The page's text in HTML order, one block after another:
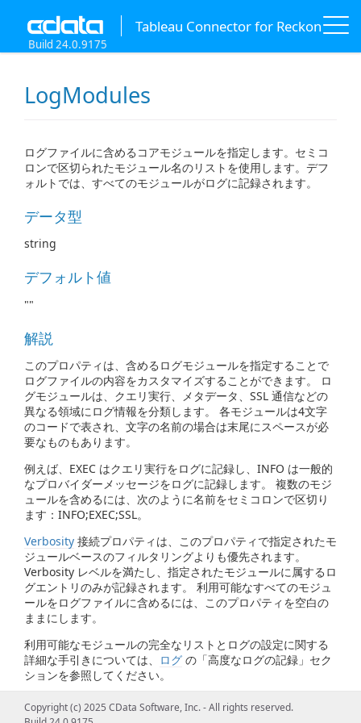
Tableau Connector for Reckon
Build 24.0.9175
LogModules
ログファイルに含めるコアモジュールを指定します。セミコ
ロンで区切られたモジュール名のリストを使用します。デフ
ォルトでは、すべてのモジュールがログに記録されます。
データ型
string
デフォルト値
""
解説
このプロパティは、含めるログモジュールを指定することで
ログファイルの内容をカスタマイズすることができます。 ロ
グモジュールは、クエリ実行、メタデータ、SSL 通信などの
異なる領域にログ情報を分類します。 各モジュールは4文字
のコードで表され、文字の名前の場合は末尾にスペースが必
要なものもあります。
例えば、EXEC はクエリ実行をログに記録し、INFO は一般的
なプロバイダーメッセージをログに記録します。 複数のモジ
ュールを含めるには、次のように名前をセミコロンで区切り
ます：INFO;EXEC;SSL。
Verbosity 接続プロパティは、このプロパティで指定されたモ
ジュールベースのフィルタリングよりも優先されます。
Verbosity レベルを満たし、指定されたモジュールに属するロ
グエントリのみが記録されます。 利用可能なすべてのモジュ
ールをログファイルに含めるには、このプロパティを空白の
ままにします。
利用可能なモジュールの完全なリストとログの設定に関する
詳細な手引きについては、
ログ の「高度なログの記録」セク
ションを参照してください。
Copyright (c) 2025 CData Software, Inc. - All rights reserved.